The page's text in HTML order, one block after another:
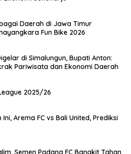
Daerah di Jawa Timur
Fun Bike 2026
di Simalungun, Bupati Anton:
Pariwisata dan Ekonomi Daerah
2025/26
Arema FC vs Bali United, Prediksi
Semen Padang FC Bangkit Tahan